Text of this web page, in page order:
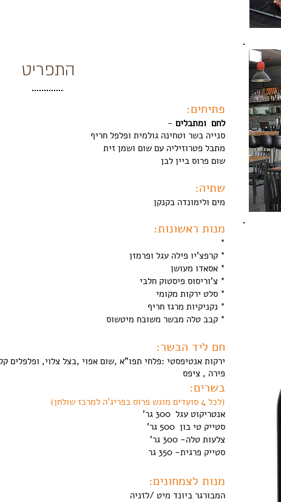
התפריט
פתיחים:
לחם ומתבלים -
סנייה בשר וטחינה גולמית ופלפל חריף
מתבל פטרוזיליה עם שום ושמן זית
שום פרוס ביין לבן
שתיה:
מים ולימונדה בקנקן
מנות ראשונות:
*
* קרפצ'יו פילה עגל ופרמזן
* אסאדו מעושן
* צ'וריסוס פיסטוק חלבי
* סלט ירקות מקומי
* נקניקיות מרגז חריף
* קבב טלה מבשר משובח מיטשוס
חם ליד הבשר:
ירקות אנטיפסטי :פלחי תפו"א ,שום אפוי ,בצל צלוי, ופלפלים
פירה , ציפס
בשרים:
(לכל 4 סועדים מוגש פרוס בפריג'ה למרכז שולחן)
אנטריקוט עגל 300 גר'
סטייק טי בון 500 גר'
צלעות טלה- 300 גר'
סטייק פרגית- 350 גר
מנות לצמחונים:
המבורגר ביונד מיט /לזניה